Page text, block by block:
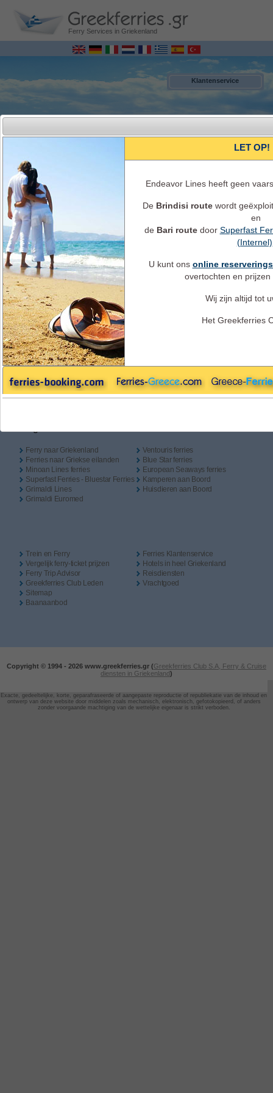
Ferry Services in Griekenland
Klantenservice
MENU
Italië - Griekenland Ferry Bookings ONLINE
Ferry Schema’s, reistijden, ferry beschikbaarheid, ticketprijzen, ferry info en
Heenreis Retour
Heenreis
Terugreis
Ferry naar Griekenland
Ferries naar Griekse eilanden
Minoan Lines ferries
Superfast Ferries - Bluestar Ferries
Grimaldi Lines
Grimaldi Euromed
Ventouris ferries
Blue Star ferries
European Seaways ferries
Kamperen aan Boord
Huisdieren aan Boord
Trein en Ferry
Vergelijk ferry-ticket prijzen
Ferry Trip Advisor
Greekferries Club Leden
Sitemap
Baanaanbod
Ferries Klantenservice
Hotels in heel Griekenland
Reisdiensten
Vrachtgoed
Copyright © 1994 - 2026 www.greekferries.gr (Greekferries Club S.A, Ferry & Cruise
diensten in Griekenland)
Exacte, gedeeltelijke, korte, geparafraseerde of aangepaste reproductie of republiekatie van de inhoud en
ontwerp van deze website door middelen zoals mechanisch, elektronisch, gefotokopieerd, of anders
zonder voorgaande machtiging van de wettelijke eigenaar is strikt verboden.
LET OP!
Endeavor Lines heeft geen
De Brindisi routewordt
en
de Bari routedoor Superfast
(Internel)
U kunt ons online
overtochten en
Wij zijn altijd tot
Het Greekferries